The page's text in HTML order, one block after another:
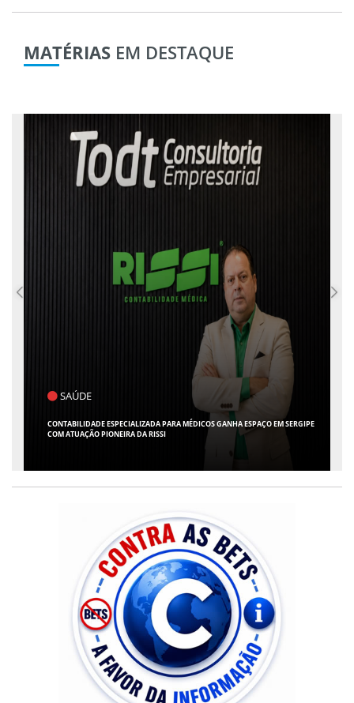
MATÉRIAS EM DESTAQUE
EM SERGIPE
POLÍTICA
FLÁVIO CONFIRMA O DEPUTADO ALFREDO GASPAR COMO
CHAPA